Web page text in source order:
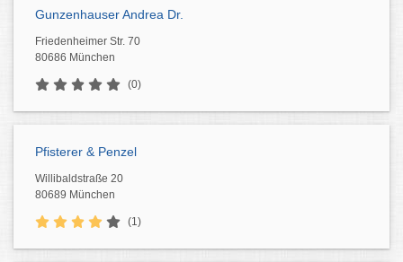
Gunzenhauser Andrea Dr.
Friedenheimer Str. 70
80686 München
(0)
Pfisterer & Penzel
Willibaldstraße 20
80689 München
(1)